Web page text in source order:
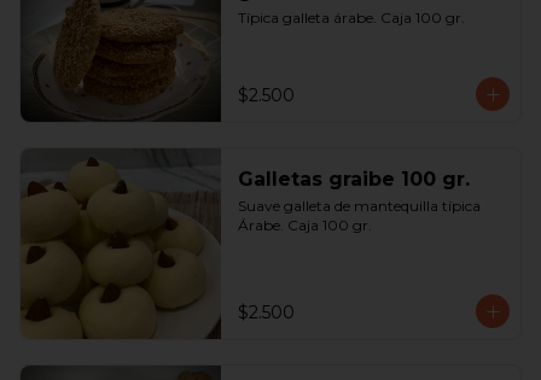
Típica galleta árabe. Caja 100 gr.
$2.500
Galletas graibe 100 gr.
Suave galleta de mantequilla típica
Árabe. Caja 100 gr.
$2.500